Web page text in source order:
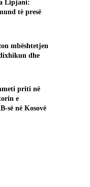
Lipjani:
të presë
mbështetjen
dhe
priti në
e
së në Kosovë